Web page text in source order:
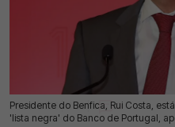
Presidente do Benfica, Rui Costa,
'lista negra' do Banco de Portugal,
25 Jul 2026 | 11:38 | 0